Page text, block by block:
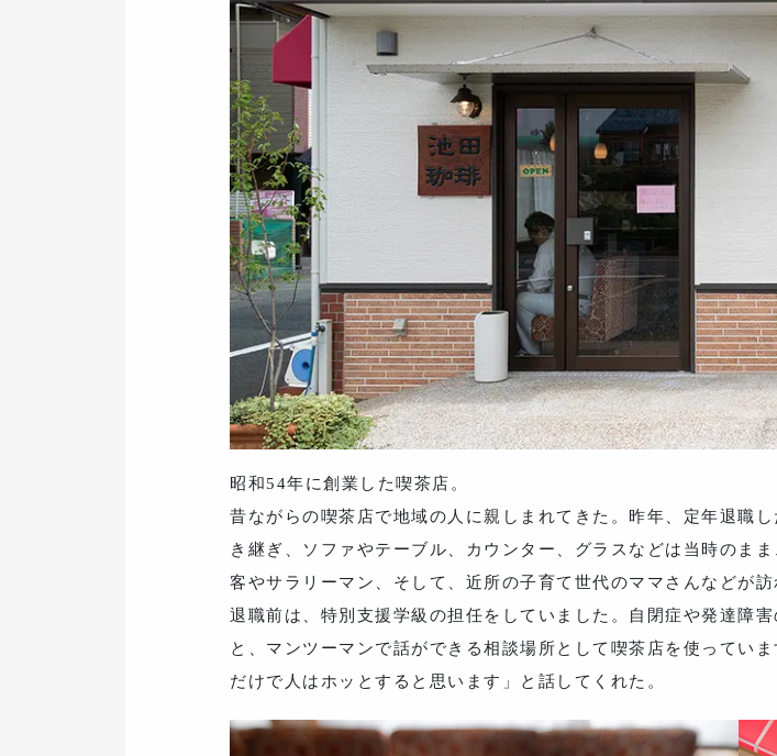
昭和54年に創業した喫茶店。
昔ながらの喫茶店で地域の人に親しまれてきた。昨年、定年退職
き継ぎ、ソファやテーブル、カウンター、グラスなどは当時のま
客やサラリーマン、そして、近所の子育て世代のママさんなどが
退職前は、特別支援学級の担任をしていました。自閉症や発達障
と、マンツーマンで話ができる相談場所として喫茶店を使ってい
だけで人はホッとすると思います」と話してくれた。